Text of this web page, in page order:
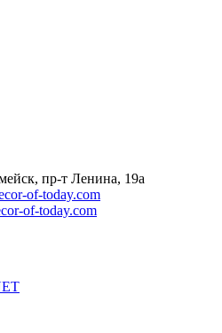
пр-т Ленина, 19а
of-today.com
of-today.com